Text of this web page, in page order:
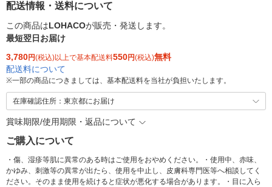
配送情報・送料について
この商品はLOHACOが販売・発送します。
最短翌日お届け
3,780円(税込)以上で基本配送料550円(税込)無料
配送料について
※一部の商品につきましては、基本配送料を当社が負担いたします。
在庫確認住所：東京都にお届け
賞味期限/使用期限・返品について
ご購入について
・傷、湿疹等肌に異常のある時はご使用をおやめください。・使用中、赤味、
かゆみ、刺激等の異常が出たら、使用を中止し、皮膚科専門医等へ相談してく
ださい。そのまま使用を続けると症状が悪化する場合があります。・目に入ら